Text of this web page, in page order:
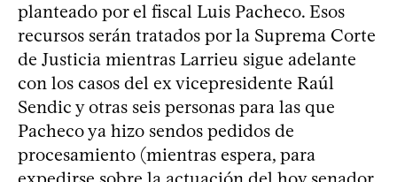
planteado por el fiscal Luis Pacheco. Esos
recursos serán tratados por la Suprema Corte
de Justicia mientras Larrieu sigue adelante
con los casos del ex vicepresidente Raúl
Sendic y otras seis personas para las que
Pacheco ya hizo sendos pedidos de
procesamiento (mientras espera, para